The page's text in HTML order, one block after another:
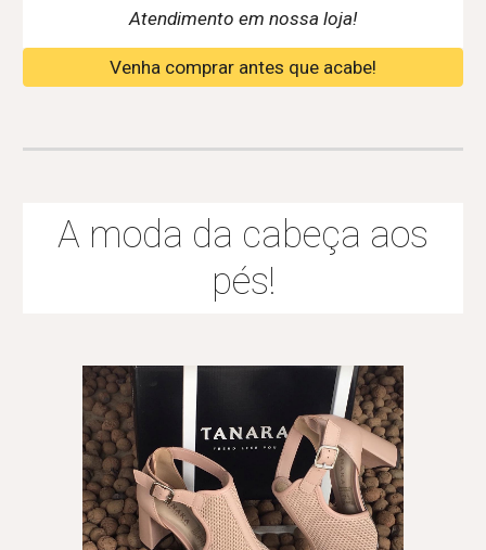
Atendimento em nossa loja!
Venha comprar antes que acabe!
A moda da cabeça aos
pés!